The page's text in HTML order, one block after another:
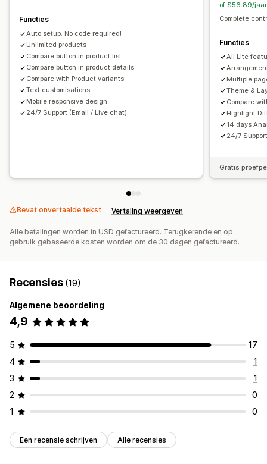
Functies
Auto setup. No code required!
Unlimited products
Compare button in product list
Compare button in product details
Compare with Product variants
Text customisations
Mobile responsive design
24/7 Support (Email / Live chat)
of $56.89/jaar
Complete
Functies
All Lite
Multiple
Theme &
Compare
Highlight
14 days
24/7
Gratis
Bevat onvertaalde tekst Vertaling weergeven
Alle betalingen worden in USD gefactureerd. Terugkerende en op
gebruik gebaseerde kosten worden om de 30 dagen gefactureerd.
Recensies (19)
Algemene beoordeling
4,9
5
17
4
1
3
1
2
0
1
0
Een recensie schrijven Alle recensies